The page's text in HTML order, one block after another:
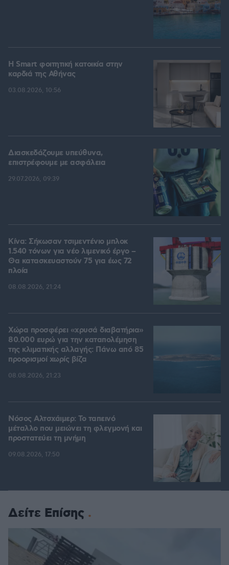
Η Smart φοιτητική κατοικία στην
καρδιά της Αθήνας
03.08.2026, 10:56
Διασκεδάζουμε υπεύθυνα,
επιστρέφουμε με ασφάλεια
29.07.2026, 09:39
Κίνα: Σήκωσαν τσιμεντένιο μπλοκ
1.540 τόνων για νέο λιμενικό έργο –
Θα κατασκευαστούν 75 για έως 72
πλοία
08.08.2026, 21:24
Χώρα προσφέρει «χρυσά διαβατήρια»
80.000 ευρώ για την καταπολέμηση
της κλιματικής αλλαγής: Πάνω από 85
προορισμοί χωρίς βίζα
08.08.2026, 21:23
Νόσος Αλτσχάιμερ: Το ταπεινό
μέταλλο που μειώνει τη φλεγμονή και
προστατεύει τη μνήμη
09.08.2026, 17:50
Δείτε Επίσης